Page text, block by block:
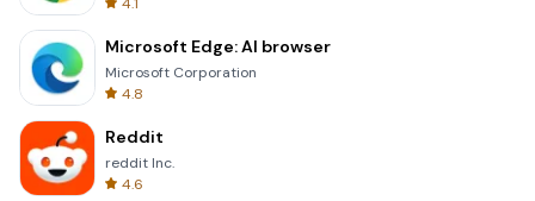
Microsoft Edge: AI browser
Microsoft Corporation
4.8
Reddit
reddit Inc.
4.6